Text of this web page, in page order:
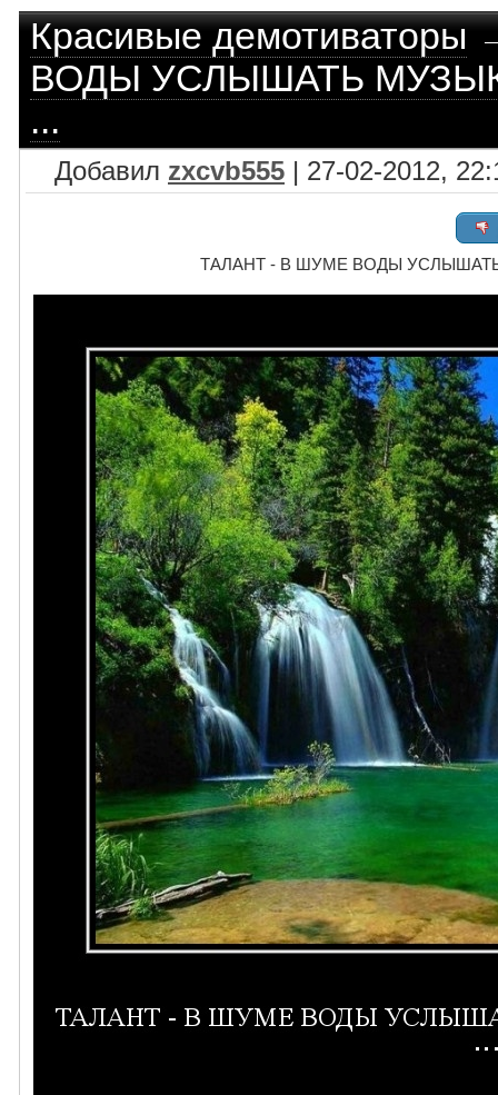
Красивые демотиваторы
ВОДЫ УСЛЫШАТЬ
...
Добавил zxcvb555 | 27-02-2012,
ТАЛАНТ - В ШУМЕ ВОДЫ